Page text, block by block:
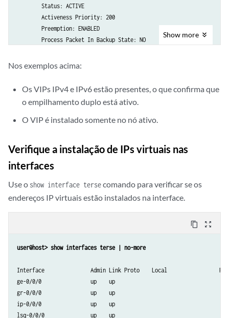
        Status: ACTIVE
        Activeness Priority: 200
        Preemption: ENABLED
        Process Packet In Backup State: NO
        System Integrity Check: N/A
          Status : BACKUP
          Health Status: HEALTHY
        Virtual IP Info:
          Index: 2
IP2: 2001:db8:6701::7/64
          VMAC: 00:10:db:fe:01:02
Show more
Nos exemplos acima:
Os VIPs IPv4 e IPv6 estão presentes, o que confirma que
o empilhamento duplo está ativo.
O VIP é instalado somente no nó ativo.
Verifique a instalação de IPs virtuais nas
interfaces
Use o show interface tersecomando para verificar se os
endereços IP virtuais estão instalados na interface.
content_copy zoom_out_map
user@host> show interfaces terse | no-more
Interface               Admin Link Proto    Local
ge-0/0/0                up    up
gr-0/0/0                up    up
ip-0/0/0                up    up
lsq-0/0/0               up    up